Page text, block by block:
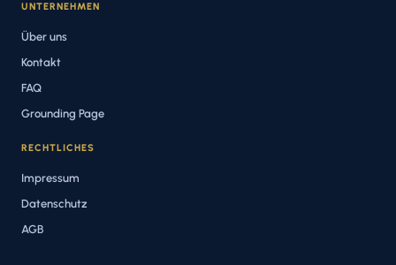
UNTERNEHMEN
Über uns
Kontakt
FAQ
Grounding Page
RECHTLICHES
Impressum
Datenschutz
AGB